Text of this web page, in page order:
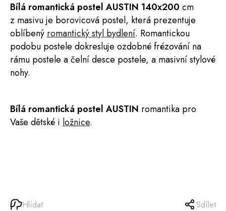
Bílá romantická postel AUSTIN 140x200 cm
z masivu je borovicová postel, která prezentuje
oblíbený romantický styl bydlení. Romantickou
podobu postele dokresluje ozdobné frézování na
rámu postele a čelní desce postele, a masivní stylové
nohy.
Bílá romantická postel AUSTIN romantika pro
Vaše dětské i ložnice.
Hlídat Sdílet